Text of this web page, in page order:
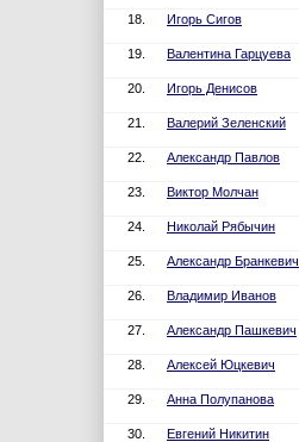
18. Игорь Сигов
19. Валентина Гарцуева
20. Игорь Денисов
21. Валерий Зеленский
22. Александр Павлов
23. Виктор Молчан
24. Николай Рябычин
25. Александр Бранкевич
26. Владимир Иванов
27. Александр Пашкевич
28. Алексей Юцкевич
29. Анна Полупанова
30. Евгений Никитин